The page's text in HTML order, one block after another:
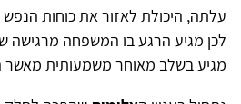
עלתה, היכולת לאזור את כוחות
לכן מגיע הרגע בו המשפחה מרגישה
מגיע בשלב מאוחר משמעותית מאשר